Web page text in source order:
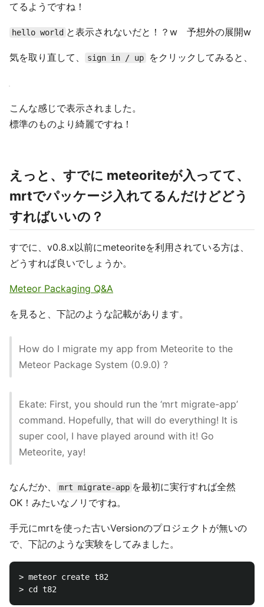
てるようですね！
hello world と表示されないだと！？w 予想外の展開w
気を取り直して、 sign in / up をクリックしてみると、
こんな感じで表示されました。
標準のものより綺麗ですね！
えっと、すでに meteoriteが入ってて、
mrtでパッケージ入れてるんだけどどう
すればいいの？
すでに、v0.8.x以前にmeteoriteを利用されている方は、
どうすれば良いでしょうか。
Meteor Packaging Q&A
を見ると、下記のような記載があります。
How do I migrate my app from Meteorite to the
Meteor Package System (0.9.0) ?
Ekate: First, you should run the ‘mrt migrate-app’
command. Hopefully, that will do everything! It is
super cool, I have played around with it! Go
Meteorite, yay!
なんだか、 mrt migrate-app を最初に実行すれば全然
OK！みたいなノリですね。
手元にmrtを使った古いVersionのプロジェクトが無いの
で、下記のような実験をしてみました。
> meteor create t82